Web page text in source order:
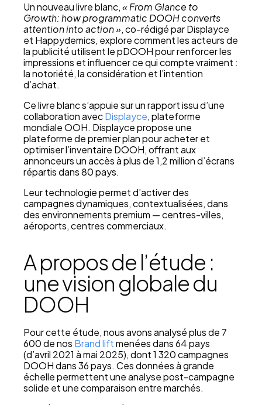
Un nouveau livre blanc,« From Glance to
Growth:how programmatic DOOH converts
attention into action», co-rédigé par Displayce
et Happydemics, explore comment les acteurs de
la publicité utilisent le pDOOH pour renforcer les
impressions et influencer ce qui compte vraiment :
la notoriété, la considération et l’intention
d’achat.
Ce livre blanc s’appuie sur un rapport issu d’une
collaboration avecDisplayce, plateforme
mondiale OOH. Displayce propose une
plateforme de premier plan pour acheter et
optimiser l’inventaire DOOH, offrant aux
annonceurs un accès à plus de 1,2 million d’écrans
répartis dans 80 pays.
Leur technologie permet d’activer des
campagnes dynamiques, contextualisées, dans
des environnements premium — centres-villes,
aéroports, centres commerciaux.
A propos de l’étude :
une vision globale du
DOOH
Pour cette étude, nous avons analysé plus de 7
600 de nos Brand liftmenées dans 64 pays
(d’avril 2021 à mai 2025), dont 1 320 campagnes
DOOH dans 36 pays. Ces données à grande
échelle permettent une analyse post-campagne
solide et une comparaison entre marchés.